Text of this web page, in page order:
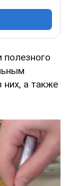
полезного
них, а также